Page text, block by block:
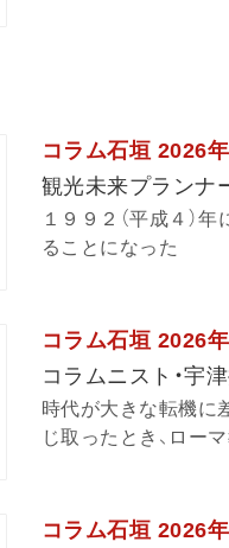
コラム石垣 2026
観光未来プランナ
１９９２（平成４）
ることになった
コラム石垣 2026
コラムニスト・宇
時代が大きな転機に
じ取ったとき、ロー
コラム石垣 2026